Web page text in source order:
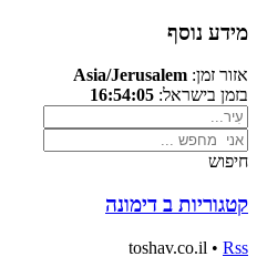
מידע נוסף
אזור זמן: Asia/Jerusalem
בזמן בישראל: 16:54:05
חיפוש
קטגוריות ב דימונה
toshav.co.il • Rss